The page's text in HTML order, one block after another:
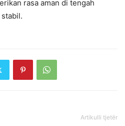
rasa aman di tengah
Artikulli tjetër